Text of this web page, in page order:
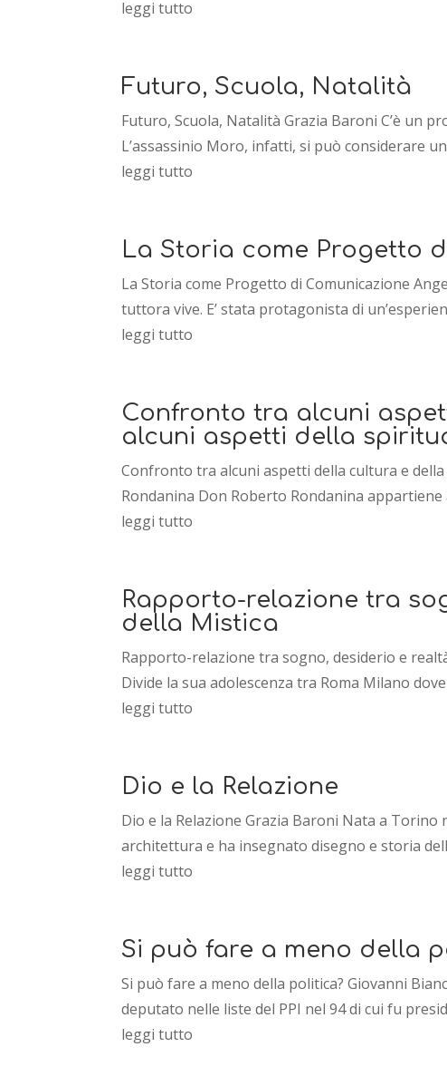
leggi tutto
Futuro, Scuola, Natalità
Futuro, Scuola, Natalità Grazia Baroni C’è un
L’assassinio Moro, infatti, si può considerare
leggi tutto
La Storia come Progetto
La Storia come Progetto di Comunicazione
tuttora vive. E’ stata protagonista di
leggi tutto
Confronto tra alcuni
alcuni aspetti della
Confronto tra alcuni aspetti della cultura e
Rondanina Don Roberto Rondanina
leggi tutto
Rapporto-relazione tra
della Mistica
Rapporto-relazione tra sogno, desiderio e
Divide la sua adolescenza tra Roma Milano
leggi tutto
Dio e la Relazione
Dio e la Relazione Grazia Baroni Nata a
architettura e ha insegnato disegno e storia
leggi tutto
Si può fare a meno della
Si può fare a meno della politica? Giovanni
deputato nelle liste del PPI nel 94 di cui fu
leggi tutto